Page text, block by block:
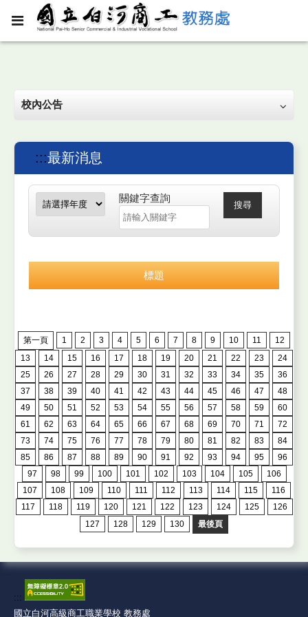
校內公告
:::最新消息
關鍵字查詢
搜尋
標題
第一頁 1 2 3 4 5 6 7 8 9 10 11
12
13
14 15 16 17 18 19 20 21 22 23
24
25
26 27 28 29 30 31 32 33 34 35
36
37
38 39 40 41 42 43 44 45 46 47
48
49
50 51 52 53 54 55 56 57 58 59
60
61
62 63 64 65 66 67 68 69 70 71
72
73
74 75 76 77 78 79 80 81 82 83
84
85
86 87 88 89 90 91 92 93 94 95
96
97
98 99 100 101 102 103 104 105
106
107
108 109 110 111 112 113 114 115
116
117
118 119 120 121 122 123 124 125
126
127
128 129 130 最後頁
:::
國立白河高級商工職業學校 教務處